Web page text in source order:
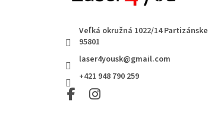
Veľká okružná 1022/14 Partizánske
95801
laser4yousk@gmail.com
+421 948 790 259